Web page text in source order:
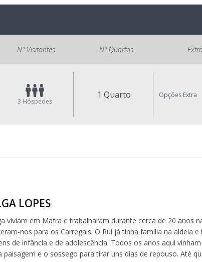
Nº Visitantes Nº Quartos
3 Hóspedes
1 Quarto Opções Extra
LOPES
viviam em Mafra e trabalharam durante cerca de 20 anos
nos para os Carregais. O Rui já tinha família na aldeia
de infância e de adolescência. Todos os anos aqui
paisagem e o sossego para tirar uns dias de repouso. Até